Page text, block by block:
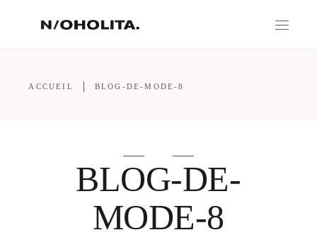
ACCUEIL BLOG-DE-MODE-8
BLOG-DE-
MODE-8